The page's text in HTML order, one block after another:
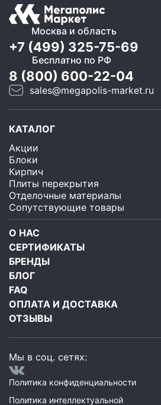
Москва и область
+7 (499) 325-75-69
Бесплатно по РФ
8 (800) 600-22-04
sales@megapolis-market.ru
КАТАЛОГ
Акции
Блоки
Кирпич
Плиты перекрытия
Отделочные материалы
Сопутствующие товары
О НАС
СЕРТИФИКАТЫ
БРЕНДЫ
БЛОГ
FAQ
ОПЛАТА И ДОСТАВКА
ОТЗЫВЫ
Мы в соц. сетях:
Политика конфиденциальности
Политика интеллектуальной